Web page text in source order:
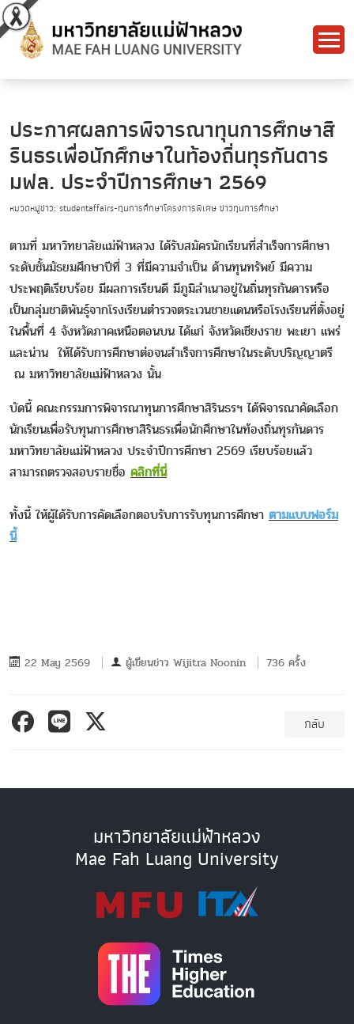
ประกาศผลการพิจารณาทุนการศึกษาสิ
รินธรเพื่อนักศึกษาในท้องถิ่นทุรกันดาร
มฟล. ประจำปีการศึกษา 2569
หมวดหมู่ข่าว: studentaffairs-ทุนการศึกษาโครงการพิเศษ ข่าวทุนการศึกษา
ตามที่ มหาวิทยาลัยแม่ฟ้าหลวง ได้รับสมัครนักเรียนที่สำเร็จการศึกษา
ระดับชั้นมัธยมศึกษาปีที่ 3 ที่มีความจำเป็น ด้านทุนทรัพย์ มีความ
ประพฤติเรียบร้อย มีผลการเรียนดี มีภูมิลำเนาอยู่ในถิ่นทุรกันดารหรือ
เป็นกลุ่มชาติพันธุ์จากโรงเรียนตำรวจตระเวนชายแดนหรือโรงเรียนที่ตั้งอยู่
ในพื้นที่ 4 จังหวัดภาคเหนือตอนบน ได้แก่ จังหวัดเชียงราย พะเยา แพร่
และน่าน ให้ได้รับการศึกษาต่อจนสำเร็จการศึกษาในระดับปริญญาตรี
ณ มหาวิทยาลัยแม่ฟ้าหลวง นั้น
บัดนี้ คณะกรรมการพิจารณาทุนการศึกษาสิรินธรฯ ได้พิจารณาคัดเลือก
นักเรียนเพื่อรับทุนการศึกษาสิรินธรเพื่อนักศึกษาในท้องถิ่นทุรกันดาร
มหาวิทยาลัยแม่ฟ้าหลวง ประจำปีการศึกษา 2569 เรียบร้อยแล้ว
สามารถตรวจสอบรายชื่อ คลิกที่นี่
ทั้งนี้ ให้ผู้ได้รับการคัดเลือกตอบรับการรับทุนการศึกษา ตามแบบฟอร์ม
นี้
22 May 2569 ผู้เขียนข่าว Wijitra Noonin 736 ครั้ง
กลับ
มหาวิทยาลัยแม่ฟ้าหลวง
Mae Fah Luang University